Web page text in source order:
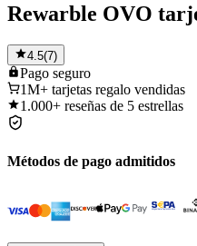
Rewarble OVO
4.5(7)
Pago seguro
1M+ tarjetas regalo vendidas
1.000+ reseñas de 5 estrellas
Métodos de pago admitidos